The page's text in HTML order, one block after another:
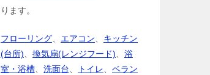
ります。
フローリング エアコン
キッチン
(台所)
換気扇(レンジフード)
浴
室・浴槽
洗面台 トイレ
ベラン